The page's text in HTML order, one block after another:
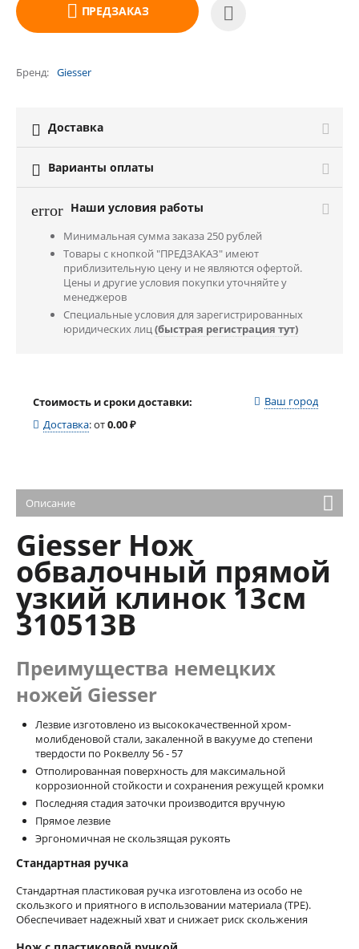
ПРЕДЗАКАЗ
Бренд Giesser
 Доставка
 Варианты оплаты
error Наши условия работы
Минимальная сумма заказа 250 рублей
Товары с кнопкой "ПРЕДЗАКАЗ" имеют
приблизительную цену и не являются офертой.
Цены и другие условия покупки уточняйте у
менеджеров
Специальные условия для зарегистрированных
юридических лиц(быстрая регистрация тут)
Стоимость и сроки доставки:
Ваш город
Доставка:от0.00 ₽
Описание
Giesser Нож
обвалочный прямой
узкий клинок 13см
310513B
Преимущества немецких
ножей Giesser
Лезвие изготовлено из высококачественной хром-
молибденовой стали, закаленной в вакууме до степени
твердости по Роквеллу 56 - 57
Отполированная поверхность для максимальной
коррозионной стойкости и сохранения режущей кромки
Последняя стадия заточки производится вручную
Прямое лезвие
Эргономичная не скользящая рукоять
Стандартная ручка
Стандартная пластиковая ручка изготовлена из особо не
скользкого и приятного в использовании материала (TPE).
Обеспечивает надежный хват и снижает риск скольжения